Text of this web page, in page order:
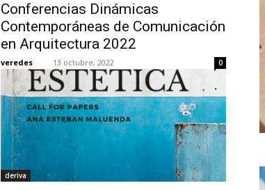
Conferencias Dinámicas
Contemporáneas de Comunicación
en Arquitectura 2022
veredes - 13 octubre, 2022 0
deriva